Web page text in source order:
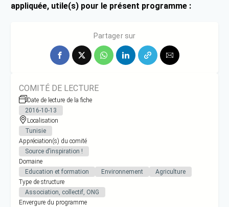
appliquée, utile(s) pour le présent programme :
Partager sur
COMITÉ DE LECTURE
Date de lecture de la fiche
2016-10-13
Localisation
Tunisie
Appréciation(s) du comité
Source d’inspiration !
Domaine
Education et formation
Environnement
Agriculture
Type de structure
Association, collectif, ONG
Envergure du programme